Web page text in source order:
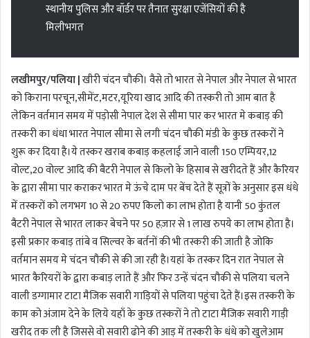
i
स्थानीय पुलिस और बॉर्डर पर तैनात सुरक्षा एजेंसियों की है
मिलीभगत
लखीमपुर/पलिया |खीरी चंदन चौकी। वैसे तो भारत से नेपाल और नेपाल से भारत
को किराना परचून,सीमेंट,मटर,यूरिया खाद आदि की तस्करी तो आम बात है
लेकिन वर्तमान समय में पड़ोसी नेपाल देश से सीमा पार कर भारत मे कबाड़ की
तस्करी का धंधा भारत नेपाल सीमा से लगी चंदन चौकी मंडी के कुछ तस्करों ने
शुरू कर दिया है।ये तस्कर खराब कबाड़ कहलाई जाने वाली 150 एम्पियर,12
वोल्ट,20 वोल्ट आदि की बैटरी नेपाल से किलो के हिसाब से खरीदते हैं और कैरियर
के द्वारा सीमा पार कराकर भारत मे ऊंचे दाम पर बेंच देते हैं सूत्रों के अनुसार इस धंधे
में तस्करों को लगभग 10 से 20 रुपए किलो का लाभ होता है यानी 50 कुंतल
बैटरी नेपाल से भारत लाकर बेचने पर 50 हज़ार से 1 लाख रुपये का लाभ होता है।
इसी प्रकार कबाड़ तांबे व सिल्वर के बर्तनों की भी तस्करी की जाती है जोकि
वर्तमान समय मे चंदन चौकी से की जा रही है।यहां के तस्कर दिन रात नेपाल से
भारत कैरियरों के द्वारा कबाड़ लाते हैं और फिर उन्हें चंदन चौकी से पलिया चलने
वाली डग्गामार टाटा मैजिक सवारी गाड़ियों से पलिया पहुंचा देते हैं।इस तस्करी के
काम को अंजाम देने के लिये यहाँ के कुछ तस्करों ने तो टाटा मैजिक सवारी गाड़ी
खरीद तक ली है जिससे वो सवारी ढोने की आड़ में तस्करी के धंधे को खुलेआम